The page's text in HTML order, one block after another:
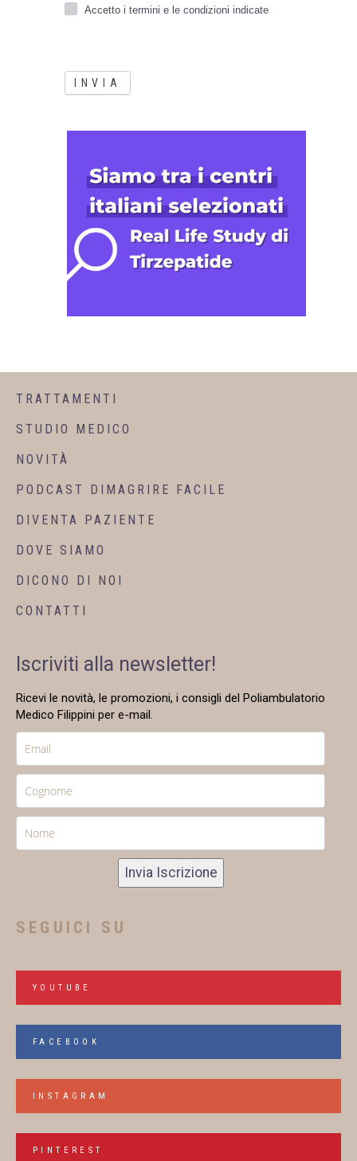
Accetto i termini e le condizioni indicate
INVIA
TRATTAMENTI
STUDIO MEDICO
NOVITÀ
PODCAST DIMAGRIRE FACILE
DIVENTA PAZIENTE
DOVE SIAMO
DICONO DI NOI
CONTATTI
Iscriviti alla newsletter!
Ricevi le novità, le promozioni, i consigli del Poliambulatorio
Medico Filippini per e-mail.
Invia Iscrizione
SEGUICI SU
YOUTUBE
FACEBOOK
INSTAGRAM
PINTEREST